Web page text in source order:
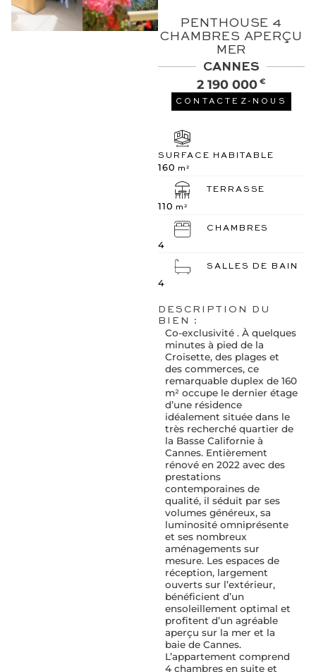
PENTHOUSE 4
CHAMBRES APERÇU
MER
CANNES
2 190 000 €
CONTACTEZ-NOUS
SURFACE HABITABLE
160 m²
TERRASSE
110 m²
CHAMBRES
4
SALLES DE BAIN
4
DESCRIPTION DU
BIEN :
Co-exclusivité . À quelques
minutes à pied de la
Croisette, des plages et
des commerces, ce
remarquable duplex de 160
m² occupe le dernier étage
d’une résidence
idéalement située dans le
très recherché quartier de
la Basse Californie à
Cannes. Entièrement
rénové en 2022 avec des
prestations
contemporaines de
qualité, il séduit par ses
volumes généreux, sa
luminosité omniprésente
et ses nombreux
aménagements sur
mesure. Les espaces de
réception, largement
ouverts sur l’extérieur,
bénéficient d’un
ensoleillement optimal et
profitent d’un agréable
aperçu sur la mer et la
baie de Cannes.
L’appartement comprend
4 chambres en suite et